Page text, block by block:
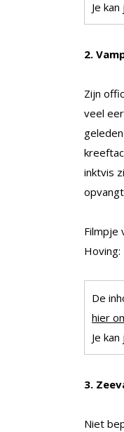
Je
2.
Zijn
veel
inktvis
Filmpje
Hoving:
De
hier
Je
3.
Niet